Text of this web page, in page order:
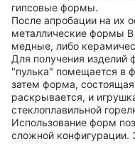
гипсовые формы.
После апробации на их
металлические формы В
медные, либо
Для получения изделий
"пулька" помещается в
затем форма,
раскрывается, и
стеклоплавильной
Использование форм
сложной конфигурации.